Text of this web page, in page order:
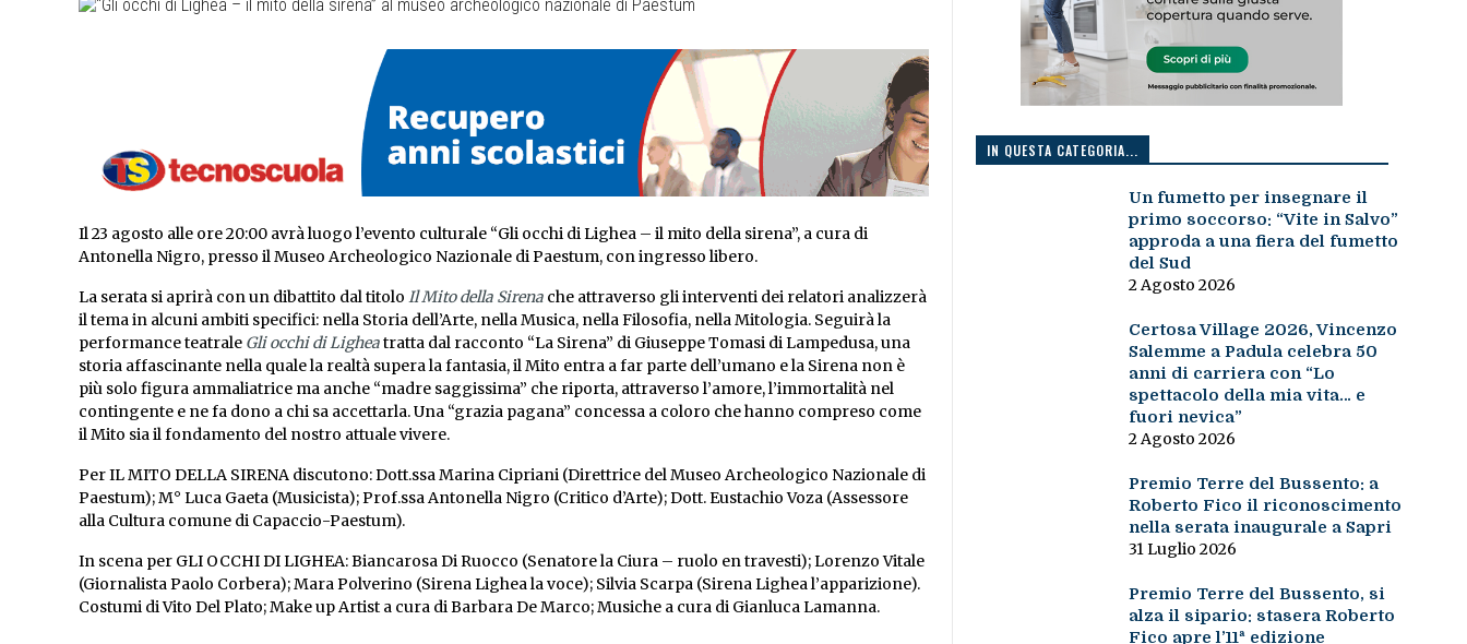
Il 23 agosto alle ore 20:00 avrà luogo l’evento culturale “Gli occhi di Lighea – il mito della sirena”, a cura di
Antonella Nigro, presso il Museo Archeologico Nazionale di Paestum, con ingresso libero.
La serata si aprirà con un dibattito dal titolo Il Mito della Sirena che attraverso gli interventi dei relatori analizzerà
il tema in alcuni ambiti specifici: nella Storia dell’Arte, nella Musica, nella Filosofia, nella Mitologia. Seguirà la
performance teatrale Gli occhi di Ligheatratta dal racconto “La Sirena” di Giuseppe Tomasi di Lampedusa, una
storia affascinante nella quale la realtà supera la fantasia, il Mito entra a far parte dell’umano e la Sirena non è
più solo figura ammaliatrice ma anche “madre saggissima” che riporta, attraverso l’amore, l’immortalità nel
contingente e ne fa dono a chi sa accettarla. Una “grazia pagana” concessa a coloro che hanno compreso come
il Mito sia il fondamento del nostro attuale vivere.
Per IL MITO DELLA SIRENA discutono: Dott.ssa Marina Cipriani (Direttrice del Museo Archeologico Nazionale di
Paestum); M° Luca Gaeta (Musicista); Prof.ssa Antonella Nigro (Critico d’Arte); Dott. Eustachio Voza (Assessore
alla Cultura comune di Capaccio-Paestum).
In scena per GLI OCCHI DI LIGHEA: Biancarosa Di Ruocco (Senatore la Ciura – ruolo en travesti); Lorenzo Vitale
(Giornalista Paolo Corbera); Mara Polverino (Sirena Lighea la voce); Silvia Scarpa (Sirena Lighea l’apparizione).
Costumi di Vito Del Plato; Make up Artist a cura di Barbara De Marco; Musiche a cura di Gianluca Lamanna.
IN QUESTA CATEGORIA...
Un fumetto per insegnare il
primo soccorso: “Vite in Salvo”
approda a una fiera del fumetto
del Sud
2 Agosto 2026
Certosa Village 2026, Vincenzo
Salemme a Padula celebra 50
anni di carriera con “Lo
spettacolo della mia vita… e
fuori nevica”
2 Agosto 2026
Premio Terre del Bussento: a
Roberto Fico il riconoscimento
nella serata inaugurale a Sapri
31 Luglio 2026
Premio Terre del Bussento, si
alza il sipario: stasera Roberto
Fico apre l’11ª edizione